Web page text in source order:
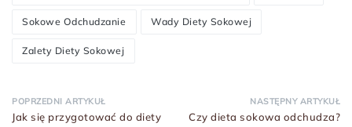
Sokowe Odchudzanie Wady Diety Sokowej
Zalety Diety Sokowej
POPRZEDNI ARTYKUŁ
Jak się przygotować do diety
NASTĘPNY ARTYKUŁ
Czy dieta sokowa odchudza?